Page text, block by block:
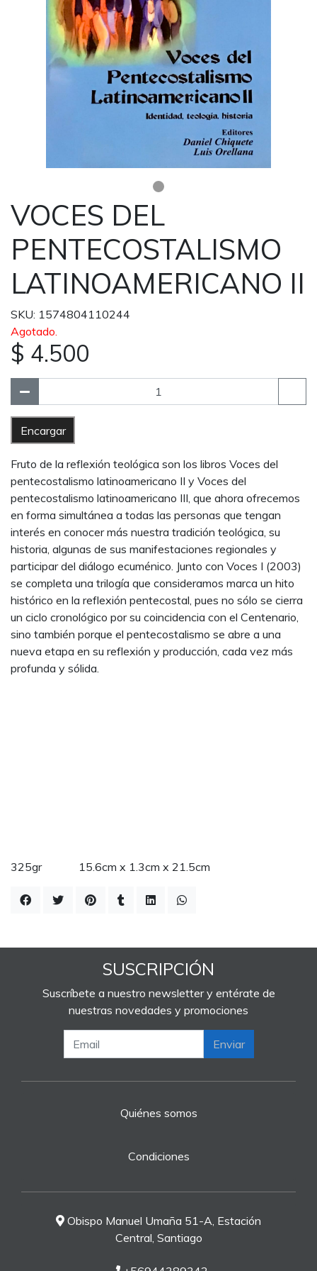
VOCES DEL
PENTECOSTALISMO
LATINOAMERICANO II
SKU: 1574804110244
Agotado.
$ 4.500
Encargar
Fruto de la reflexión teológica son los libros Voces del
pentecostalismo latinoamericano II y Voces del
pentecostalismo latinoamericano III, que ahora ofrecemos
en forma simultánea a todas las personas que tengan
interés en conocer más nuestra tradición teológica, su
historia, algunas de sus manifestaciones regionales y
participar del diálogo ecuménico. Junto con Voces I (2003)
se completa una trilogía que consideramos marca un hito
histórico en la reflexión pentecostal, pues no sólo se cierra
un ciclo cronológico por su coincidencia con el Centenario,
sino también porque el pentecostalismo se abre a una
nueva etapa en su reflexión y producción, cada vez más
profunda y sólida.
325gr 15.6cm x 1.3cm x 21.5cm
SUSCRIPCIÓN
Suscríbete a nuestro newsletter y entérate de
nuestras novedades y promociones
Enviar
Quiénes somos
Condiciones
Obispo Manuel Umaña 51-A, Estación
Central, Santiago